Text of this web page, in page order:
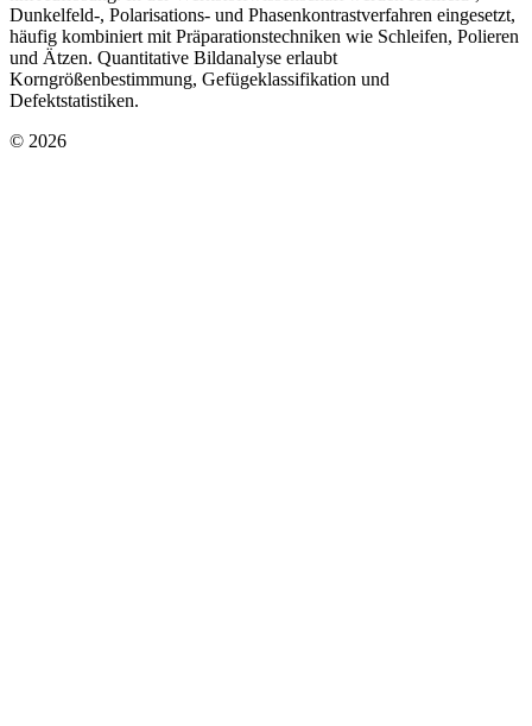
Dunkelfeld-, Polarisations- und Phasenkontrastverfahren eingesetzt,
häufig kombiniert mit Präparationstechniken wie Schleifen, Polieren
und Ätzen. Quantitative Bildanalyse erlaubt
Korngrößenbestimmung, Gefügeklassifikation und
Defektstatistiken.
© 2026